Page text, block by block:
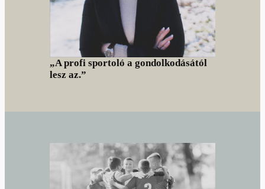
„A profi sportoló a gondolkodásától
lesz az.”